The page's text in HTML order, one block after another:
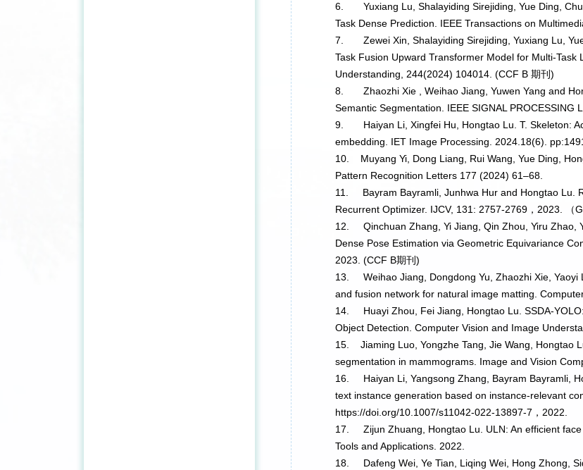
6.
Yuxiang Lu, Shalayiding Sirejiding, Yue Ding,
Task Dense Prediction. IEEE Transactions on
7.
Zewei Xin, Shalayiding Sirejiding, Yuxiang Lu,
Task Fusion Upward Transformer Model for Multi-
Understanding, 244(2024) 104014. (CCF B期刊)
8.
Zhaozhi Xie , Weihao Jiang, Yuwen Yang and
Semantic Segmentation. IEEE SIGNAL PROCESSING
9.
Haiyan Li, Xingfei Hu, Hongtao Lu. T. Skeleton:
embedding. IET Image Processing. 2024.18(6).
10.
Muyang Yi, Dong Liang, Rui Wang, Yue Ding,
Pattern Recognition Letters 177 (2024) 61–68.
11.
Bayram Bayramli, Junhwa Hur and Hongtao Lu.
Recurrent Optimizer. IJCV, 131: 2757-2769 ，2023. （
12.
Qinchuan Zhang, Yi Jiang, Qin Zhou, Yiru
Dense Pose Estimation via Geometric Equivariance
2023. (CCF B期刊)
13.
Weihao Jiang, Dongdong Yu, Zhaozhi Xie,
and fusion network for natural image matting.
14.
Huayi Zhou, Fei Jiang, Hongtao Lu. SSDA-
Object Detection. Computer Vision and Image
15.
Jiaming Luo, Yongzhe Tang, Jie Wang, Hongtao
segmentation in mammograms. Image and Vision
16.
Haiyan Li, Yangsong Zhang, Bayram Bayramli,
text instance generation based on instance-relevant
https://doi.org/10.1007/s11042-022-13897-7 ，2022.
17.
Zijun Zhuang, Hongtao Lu. ULN: An efficient
Tools and Applications. 2022.
18.
Dafeng Wei, Ye Tian, Liqing Wei, Hong Zhong,